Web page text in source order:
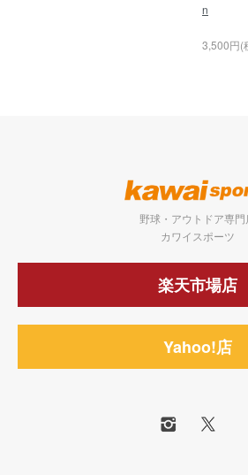
n
3,500円(
野球・アウトドア専門
カワイスポーツ
楽天市場店
Yahoo!店